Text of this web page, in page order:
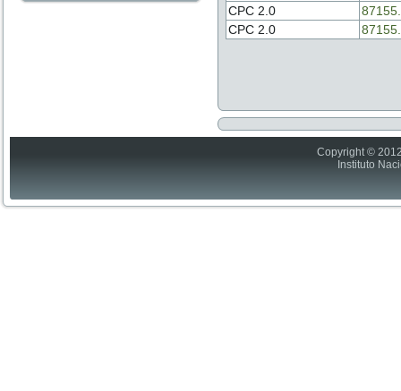
CPC 2.0
CPC 2.0
Copyright ©
Instituto